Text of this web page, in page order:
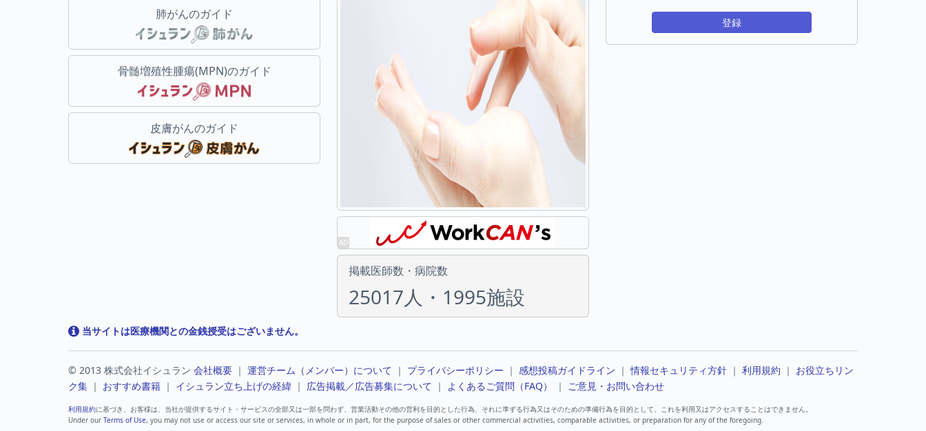
登録
肺がんのガイド
骨髄増殖性腫瘍(MPN)のガイド
皮膚がんのガイド
掲載医師数・病院数
25017人・1995施設
当サイトは医療機関との金銭授受はございません。
© 2013 株式会社イシュラン 会社概要 ｜ 運営チーム（メンバー）について ｜ プライバシーポリシー ｜ 感想投稿ガイドライン ｜情報セキュリティ方針 ｜ 利用規約 ｜ お役立ちリン
ク集 ｜ おすすめ書籍 ｜ イシュラン立ち上げの経緯 ｜ 広告掲載／広告募集について ｜ よくあるご質問（FAQ） ｜ ご意見・お問い合わせ
利用規約に基づき、お客様は、当社が提供するサイト・サービスの全部又は一部を問わず、営業活動その他の営利を目的とした行為、それに準ずる行為又はそのための準備行為を目的として、これを利用又はアクセスすることはできません。
Under our Terms of Use, you may not use or access our site or services, in whole or in part, for the purpose of sales or other commercial activities, comparable activities, or preparation for any of the foregoing.